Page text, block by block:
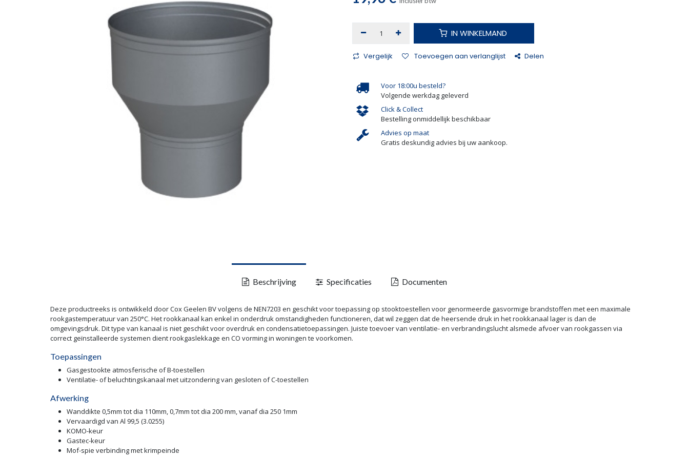
IN WINKELMAND
Vergelijk Toevoegen aan verlanglijst Delen
Voor 18:00u besteld?
Volgende werkdag geleverd
Click & Collect
Bestelling onmiddellijk beschikbaar
Advies op maat
Gratis deskundig advies bij uw aankoop.
Beschrijving Specificaties Documenten
Deze productreeks is ontwikkeld door Cox Geelen BV volgens de NEN7203 en geschikt voor toepassing op stooktoestellen voor genormeerde gasvormige brandstoffen met een maximale
rookgastemperatuur van 250°C. Het rookkanaal kan enkel in onderdruk omstandigheden functioneren, dat wil zeggen dat de heersende druk in het rookkanaal lager is dan de
omgevingsdruk. Dit type van kanaal is niet geschikt voor overdruk en condensatietoepassingen. Juiste toevoer van ventilatie- en verbrandingslucht alsmede afvoer van rookgassen via
correct geïnstalleerde systemen dient rookgaslekkage en CO vorming in woningen te voorkomen.
Toepassingen
Gasgestookte atmosferische of B-toestellen
Ventilatie- of beluchtingskanaal met uitzondering van gesloten of C-toestellen
Afwerking
Wanddikte 0,5mm tot dia 110mm, 0,7mm tot dia 200 mm, vanaf dia 250 1mm
Vervaardigd van Al 99,5 (3.0255)
KOMO-keur
Gastec-keur
Mof-spie verbinding met krimpeinde